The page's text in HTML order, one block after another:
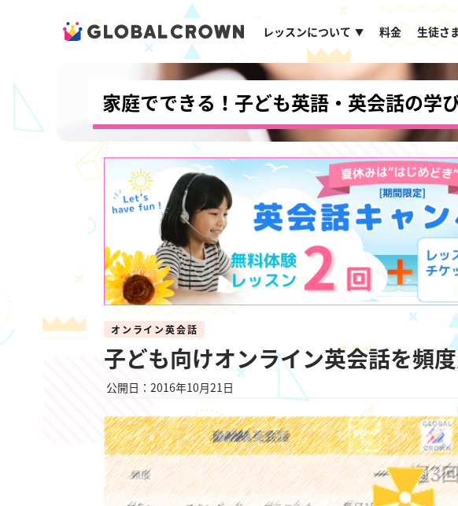
レッスンについて ▼ 料金 生徒さ
家庭でできる！子ども英語・英会話の学
オンライン英会話
子ども向けオンライン英会話を頻
公開日：2016年10月21日